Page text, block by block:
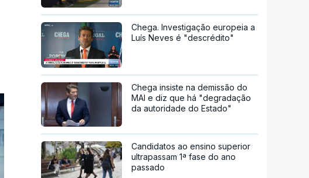
Chega. Investigação europeia a
Luís Neves é "descrédito"
Chega insiste na demissão do
MAI e diz que há "degradação
da autoridade do Estado"
Candidatos ao ensino superior
ultrapassam 1ª fase do ano
passado